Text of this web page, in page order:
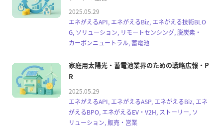
2025.05.29
エネがえるAPI, エネがえるBiz, エネがえる技術BLO
G, ソリューション, リモートセンシング, 脱炭素・
カーボンニュートラル, 蓄電池
家庭用太陽光・蓄電池業界のための戦略広報・P
R
2025.05.29
エネがえるAPI, エネがえるASP, エネがえるBiz, エネ
がえるBPO, エネがえるEV・V2H, ストーリー, ソ
リューション, 販売・営業